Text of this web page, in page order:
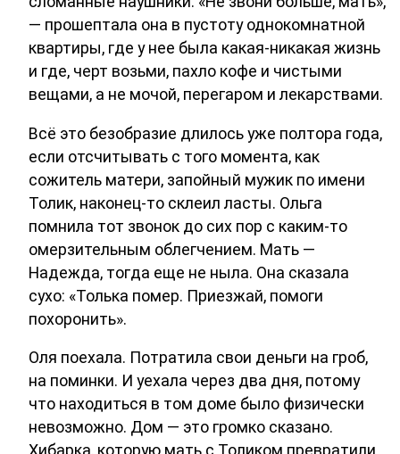
— прошептала она в пустоту однокомнатной
квартиры, где у нее была какая-никакая жизнь
и где, черт возьми, пахло кофе и чистыми
вещами, а не мочой, перегаром и лекарствами.
Всё это безобразие длилось уже полтора года,
если отсчитывать с того момента, как
сожитель матери, запойный мужик по имени
Толик, наконец-то склеил ласты. Ольга
помнила тот звонок до сих пор с каким-то
омерзительным облегчением. Мать —
Надежда, тогда еще не ныла. Она сказала
сухо: «Толька помер. Приезжай, помоги
похоронить».
Оля поехала. Потратила свои деньги на гроб,
на поминки. И уехала через два дня, потому
что находиться в том доме было физически
невозможно. Дом — это громко сказано.